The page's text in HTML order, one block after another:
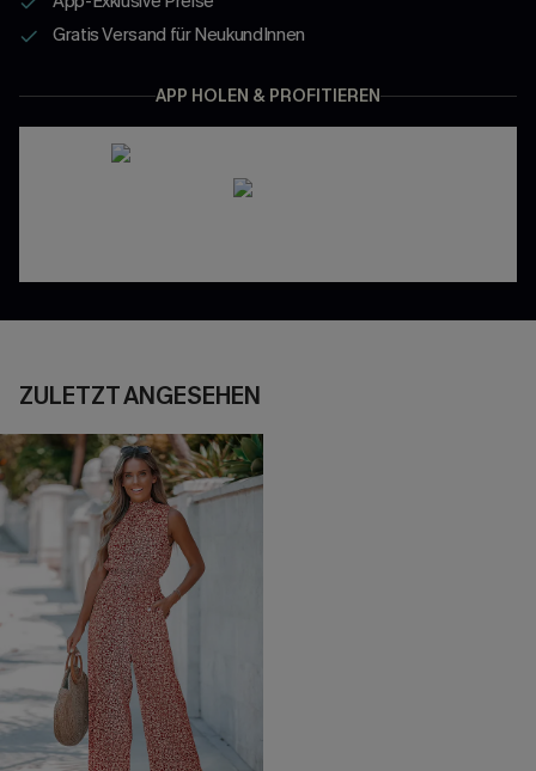
Gratis Versand für NeukundInnen
APP HOLEN & PROFITIEREN
ZULETZT ANGESEHEN